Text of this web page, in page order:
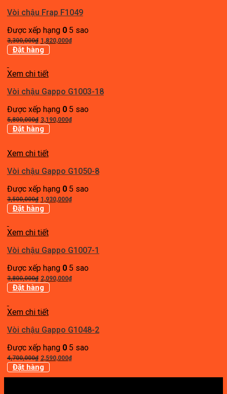
Vòi chậu Frap F1049
Được xếp hạng 05 sao
3,300,000₫ Giá
gốc
3,300,000₫.
1,820,000₫Giá
Đặt hàng
Xem chi tiết
Vòi chậu Gappo G1003-18
Được xếp hạng 05 sao
5,800,000₫ Giá
gốc
5,800,000₫.
3,190,000₫Giá
Đặt hàng
Xem chi tiết
Vòi chậu Gappo G1050-8
Được xếp hạng 05 sao
3,500,000₫ Giá
gốc
3,500,000₫.
1,930,000₫Giá
Đặt hàng
Xem chi tiết
Vòi chậu Gappo G1007-1
Được xếp hạng 05 sao
3,800,000₫ Giá
gốc
3,800,000₫.
2,090,000₫Giá
Đặt hàng
Xem chi tiết
Vòi chậu Gappo G1048-2
Được xếp hạng 05 sao
4,700,000₫ Giá
gốc
là:
2,590,000₫Giá
tại
Đặt hàng